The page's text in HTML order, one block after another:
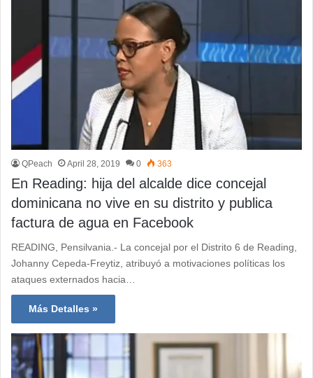
QPeach April 28, 2019 0 363
En Reading: hija del alcalde dice concejal
dominicana no vive en su distrito y publica
factura de agua en Facebook
READING, Pensilvania.- La concejal por el Distrito 6 de Reading,
Johanny Cepeda-Freytiz, atribuyó a motivaciones políticas los
ataques externados hacia…
Más Detalles »